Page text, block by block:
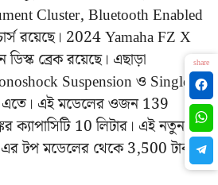
Cluster, Bluetooth Enabled
রয়েছে। 2024 Yamaha FZ X
ব্রেক রয়েছে। এছাড়া
Suspension ও Single
এতে। এই মডেলের ওজন 139
ক্যাপাসিটি 10 লিটার। এই নতুন
টপ মডেলের থেকে 3,500 টাকা
share